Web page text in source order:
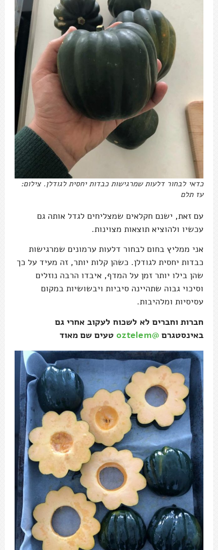
כדאי לבחור דלעות שמרגישות כבדות יחסית לגודלן. צילום:
עז תלם
עם זאת, ישנם חקלאים שמצליחים לגדל אותה גם
עכשיו ולהוציא תוצאות מצוינות.
אני ממליץ בחום לבחור דלעות ערמונים שמרגישות
כבדות יחסית לגודלן. כשהן קלות יותר, זה מעיד על כך
שהן בילו יותר זמן על המדף, איבדו הרבה נוזלים
וסיכוי גבוה שתהיינה סיביות ויבשושיות במקום
עסיסיות ומלהיבות.
חברות וחברים לא לשכוח לעקוב אחרי גם
באינסטגרם @oztelem טעים שם מאוד